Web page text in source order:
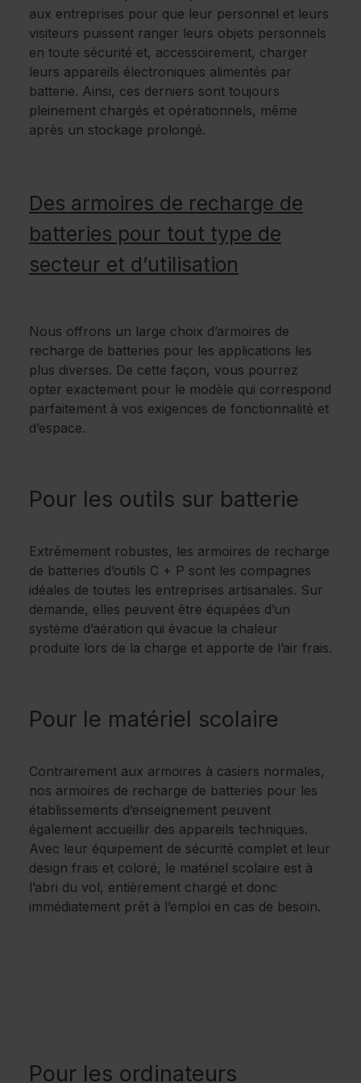
aux entreprises pour que leur personnel et leurs
visiteurs puissent ranger leurs objets personnels
en toute sécurité et, accessoirement, charger
leurs appareils électroniques alimentés par
batterie. Ainsi, ces derniers sont toujours
pleinement chargés et opérationnels, même
après un stockage prolongé.
Des armoires de recharge de
batteries pour tout type de
secteur et d’utilisation
Nous offrons un large choix d’armoires de
recharge de batteries pour les applications les
plus diverses. De cette façon, vous pourrez
opter exactement pour le modèle qui correspond
parfaitement à vos exigences de fonctionnalité et
d’espace.
Pour les outils sur batterie
Extrêmement robustes, les armoires de recharge
de batteries d’outils C + P sont les compagnes
idéales de toutes les entreprises artisanales. Sur
demande, elles peuvent être équipées d’un
système d’aération qui évacue la chaleur
produite lors de la charge et apporte de l’air frais.
Pour le matériel scolaire
Contrairement aux armoires à casiers normales,
nos armoires de recharge de batteries pour les
établissements d’enseignement peuvent
également accueillir des appareils techniques.
Avec leur équipement de sécurité complet et leur
design frais et coloré, le matériel scolaire est à
l’abri du vol, entièrement chargé et donc
immédiatement prêt à l’emploi en cas de besoin.
Pour les ordinateurs